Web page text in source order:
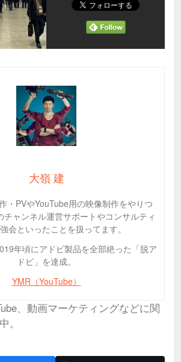
大嶺 建
・PVやYouTube用の映像制作をやりつ
チャンネル運営サポートやコンサルティ
会といったことを扱ってます。
年頃にアドビ製品を全部絶った「脱ア
ドビ」を達成。
YMR（YouTube）
、動画マーケティングなどに関
。